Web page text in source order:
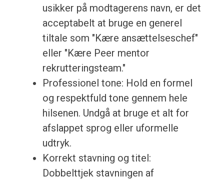
usikker på modtagerens navn, er det
acceptabelt at bruge en generel
tiltale som "Kære ansættelseschef"
eller "Kære Peer mentor
rekrutteringsteam."
Professionel tone: Hold en formel
og respektfuld tone gennem hele
hilsenen. Undgå at bruge et alt for
afslappet sprog eller uformelle
udtryk.
Korrekt stavning og titel:
Dobbelttjek stavningen af